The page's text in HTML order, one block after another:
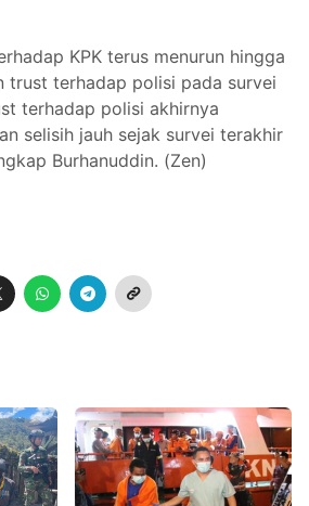
KPK terus menurun hingga
trust terhadap polisi pada survei
terhadap polisi akhirnya
selisih jauh sejak survei terakhir
Burhanuddin. (Zen)